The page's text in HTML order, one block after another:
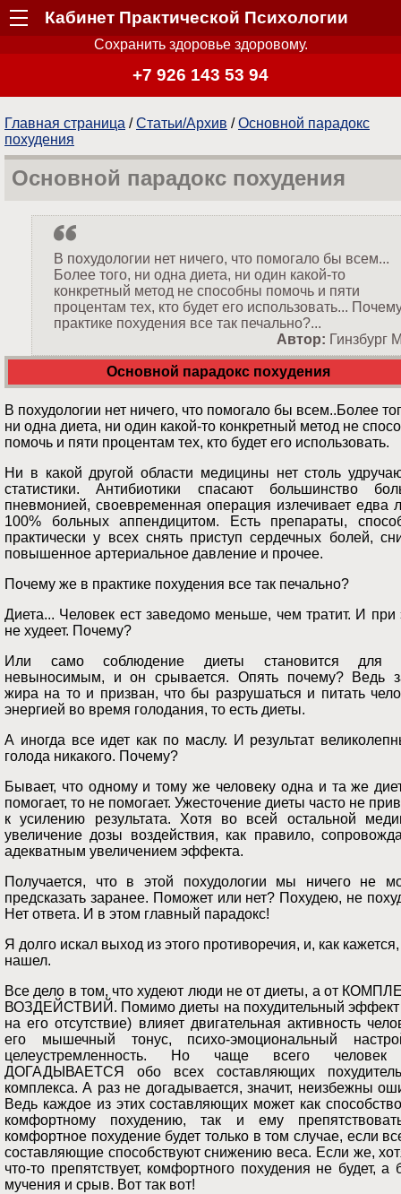
Кабинет Практической Психологии
Сохранить здоровье здоровому.
+7 926 143 53 94
Главная страница /Статьи/Архив /Основной парадокс
похудения
Основной парадокс похудения
В похудологии нет ничего, что помогало бы всем...
Более того, ни одна диета, ни один какой-то
конкретный метод не способны помочь и пяти
процентам тех, кто будет его использовать...
практике похудения все так печально?...
Автор: Гинзбург
Основной парадокс похудения
В похудологии нет ничего, что помогало бы всем..Более
ни одна диета, ни один какой-то конкретный метод не
помочь и пяти процентам тех, кто будет его использовать.
Ни в какой другой области медицины нет столь
статистики. Антибиотики спасают большинство
пневмонией, своевременная операция излечивает едва
100% больных аппендицитом. Есть препараты,
практически у всех снять приступ сердечных болей,
повышенное артериальное давление и прочее.
Почему же в практике похудения все так печально?
Диета... Человек ест заведомо меньше, чем тратит. И при
не худеет. Почему?
Или само соблюдение диеты становится для
невыносимым, и он срывается. Опять почему? Ведь
жира на то и призван, что бы разрушаться и питать
энергией во время голодания, то есть диеты.
А иногда все идет как по маслу. И результат
голода никакого. Почему?
Бывает, что одному и тому же человеку одна и та же
помогает, то не помогает. Ужесточение диеты часто не
к усилению результата. Хотя во всей остальной
увеличение дозы воздействия, как правило,
адекватным увеличением эффекта.
Получается, что в этой похудологии мы ничего не
предсказать заранее. Поможет или нет? Похудею, не
Нет ответа. И в этом главный парадокс!
Я долго искал выход из этого противоречия, и, как кажется,
нашел.
Все дело в том, что худеют люди не от диеты, а от
ВОЗДЕЙСТВИЙ. Помимо диеты на похудительный эффект
на его отсутствие) влияет двигательная активность
его мышечный тонус, психо-эмоциональный
целеустремленность. Но чаще всего
ДОГАДЫВАЕТСЯ обо всех составляющих
комплекса. А раз не догадывается, значит, неизбежны
Ведь каждое из этих составляющих может как
комфортному похудению, так и ему
комфортное похудение будет только в том случае, если
составляющие способствуют снижению веса. Если же,
что-то препятствует, комфортного похудения не будет, а
мучения и срыв. Вот так вот!